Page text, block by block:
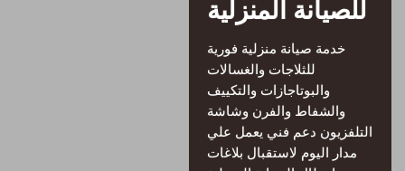
للصيانة المنزلية
خدمة صيانة منزلية فورية
للثلاجات والغسالات
والبوتاجازات والتكييف
والشفاط والفرن وشاشة
التلفزيون دعم فني يعمل علي
مدار اليوم لاستقبال بلاغات